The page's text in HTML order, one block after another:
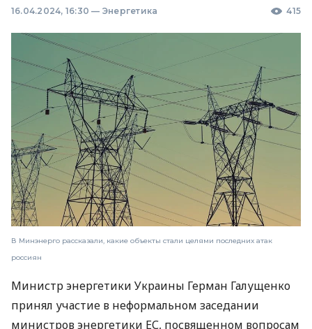
16.04.2024, 16:30 — Энергетика 415
В Минэнерго рассказали, какие объекты стали целями последних атак
россиян
Министр энергетики Украины Герман Галущенко
принял участие в неформальном заседании
министров энергетики ЕС, посвященном вопросам